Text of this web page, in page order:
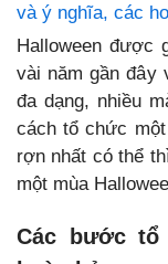
và ý nghĩa, các
Halloween được
vài năm gần đây
đa dạng, nhiều
cách tổ chức
rợn nhất có thể
một mùa
Các bước tổ